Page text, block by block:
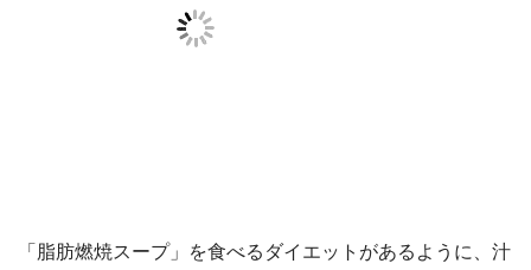
「脂肪燃焼スープ」を食べるダイエットがあるように、汁